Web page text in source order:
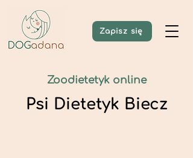
Zapisz się
Zoodietetyk online
Psi Dietetyk Biecz